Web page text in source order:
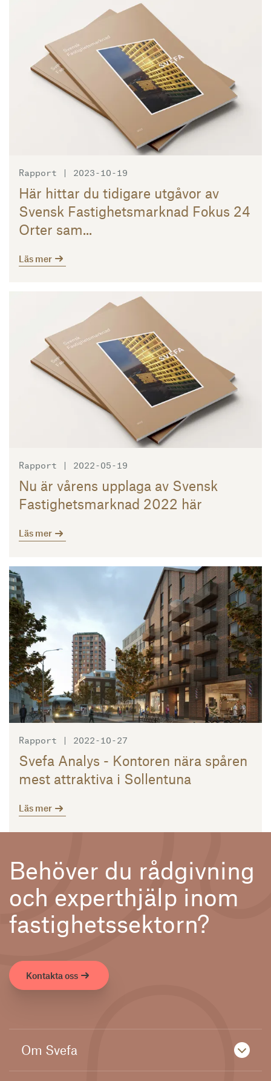
Rapport | 2023-10-19
Här hittar du tidigare utgåvor av
Svensk Fastighetsmarknad Fokus 24
Orter sam...
Läs mer
Rapport | 2022-05-19
Nu är vårens upplaga av Svensk
Fastighetsmarknad 2022 här
Läs mer
Rapport | 2022-10-27
Svefa Analys - Kontoren nära spåren
mest attraktiva i Sollentuna
Läs mer
Läs mer
Behöver du rådgivning
och experthjälp inom
fastighetssektorn?
Kontakta oss
Om Svefa